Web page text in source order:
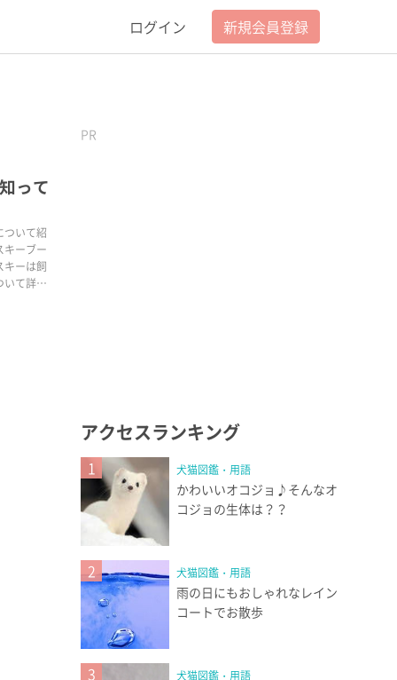
ログイン 新規会員登録
って
ついて紹
キーブー
キーは飼
いて詳し
PR
アクセスランキング
1 犬猫図鑑・用語
かわいいオコジョ♪そんなオ
コジョの生体は？？
2 犬猫図鑑・用語
雨の日にもおしゃれなレイン
コートでお散歩
3 犬猫図鑑・用語